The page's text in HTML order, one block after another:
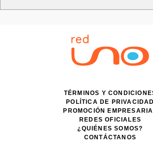
TÉRMINOS Y
POLÍTICA DE PRIVACIDAD
PROMOCIÓN
REDES OFICIALES
¿QUIÉNES SOMOS?
CONTÁCTANOS